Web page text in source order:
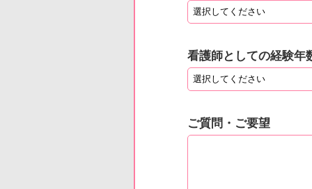
看護師としての経験年
ご質問・ご要望